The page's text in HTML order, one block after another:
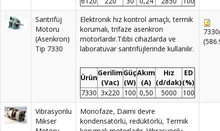
Santrifüj
Motoru
(Asenkron)
Tip 7330
Elektronik hız kontrol amaçlı, termik
korumalı, trifaze asenkron
motorlardır.Tıbbi cihazlarda ve
laboratuvar santrifüjlerinde kullanılır.
Ürün
Gerilim
(Vac)
Güç
(W)
Akım
(A)
Hız
(d/dak)
ED
(%)
7330 3x220 100 0,50 5000 100
Vibrasyonlu
Mikser
Monofaze, Daimi devre
kondensatörlü, redüktörlü, Termik